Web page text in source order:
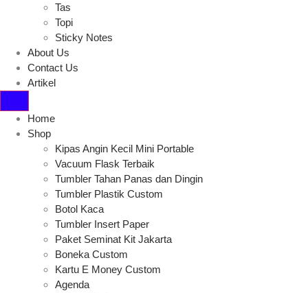
Tas
Topi
Sticky Notes
About Us
Contact Us
Artikel
Home
Shop
Kipas Angin Kecil Mini Portable
Vacuum Flask Terbaik
Tumbler Tahan Panas dan Dingin
Tumbler Plastik Custom
Botol Kaca
Tumbler Insert Paper
Paket Seminat Kit Jakarta
Boneka Custom
Kartu E Money Custom
Agenda